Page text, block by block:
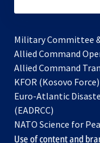
Military Committee
Allied Command
Allied Command
KFOR (Kosovo Force)
Euro-Atlantic
(EADRCC)
NATO Science for
Use of content and